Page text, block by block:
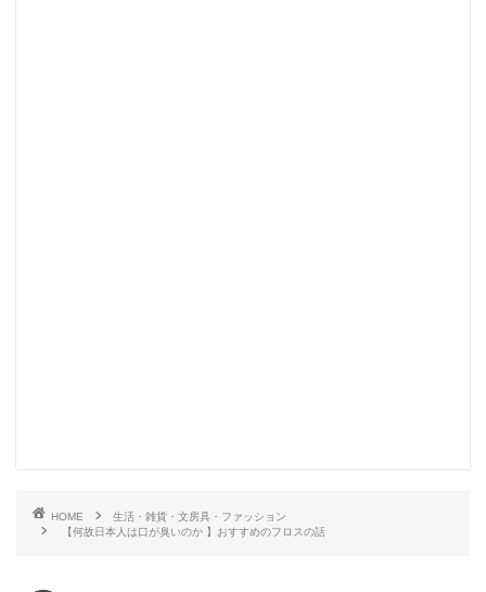
HOME
生活・雑貨・文房具・ファッション
【何故日本人は口が臭いのか 】おすすめのフロスの話